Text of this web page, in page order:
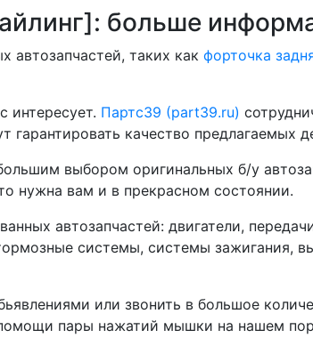
больше
автозапчастей, таких как форточка
интересует. Партс39 (part39.ru)
качество предлагаемых
выбором оригинальных б/у
нужна вам и в прекрасном состоянии.
автозапчастей: двигатели,
системы, системы зажигания,
или звонить в большое
пары нажатий мышки на нашем